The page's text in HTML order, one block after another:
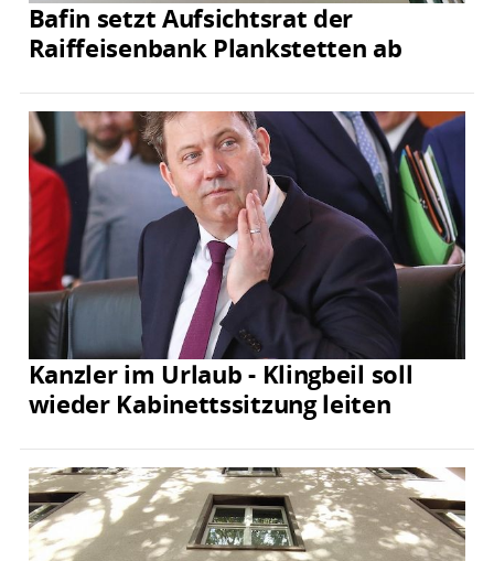
Bafin setzt Aufsichtsrat der
Raiffeisenbank Plankstetten ab
Kanzler im Urlaub - Klingbeil soll
wieder Kabinettssitzung leiten